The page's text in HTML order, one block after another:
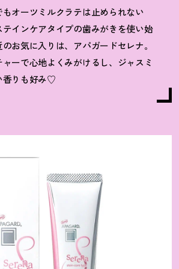
オーツミルクラテは止められない
テインケアタイプの歯みがきを使い始
お気に入りは、アパガードセレナ。
ーで心地よくみがけるし、ジャスミ
香りも好み♡